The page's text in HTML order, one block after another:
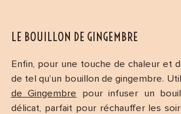
LE BOUILLON DE GINGEMBRE
Enfin, pour une touche de chaleur et
de tel qu’un bouillon de gingembre.
de Gingembre pour infuser un
délicat, parfait pour réchauffer les